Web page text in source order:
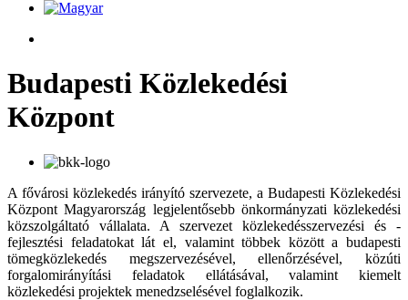
Budapesti Közlekedési
Központ
A fővárosi közlekedés irányító szervezete, a Budapesti Közlekedési
Központ Magyarország legjelentősebb önkormányzati közlekedési
közszolgáltató vállalata. A szervezet közlekedésszervezési és -
fejlesztési feladatokat lát el, valamint többek között a budapesti
tömegközlekedés megszervezésével, ellenőrzésével, közúti
forgalomirányítási feladatok ellátásával, valamint kiemelt
közlekedési projektek menedzselésével foglalkozik.